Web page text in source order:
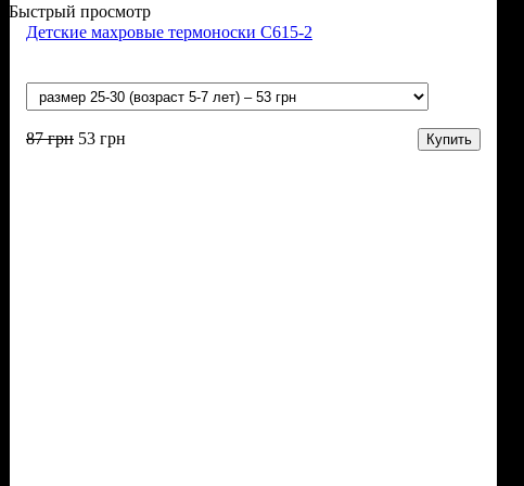
Быстрый просмотр
Детские махровые термоноски С615-2
87грн 53 грн Купить